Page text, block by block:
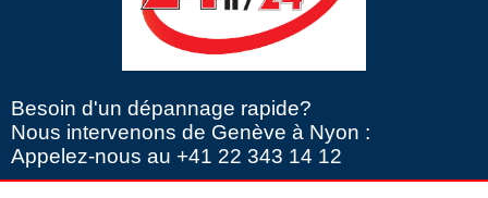
Besoin d'un dépannage rapide?
Nous intervenons de Genève à Nyon :
Appelez-nous au +41 22 343 14 12